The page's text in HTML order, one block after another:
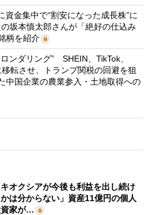
資金集中で“割安になった成長株”に
坂本慎太郎さんが「絶好の仕込み
柄を紹介
ンダリング” SHEIN、TikTok、
転させ、トランプ関税の回避を狙
国企業の農業参入・土地取得への
キオクシアが今後も利益を出し続け
は分からない」資産11億円の個人
家が…